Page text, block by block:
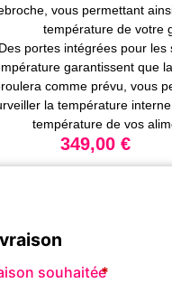
vous permettant
température de votre
Des portes intégrées pour les
garantissent que
comme prévu, vous
la température
température de vos
349,00 €
souhaitée
*